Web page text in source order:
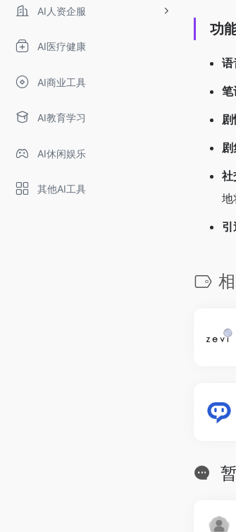
AI人资企服
AI医疗健康
AI商业工具
AI教育学习
AI休闲娱乐
其他AI工具
功
语
笔
剧
剧
社
地
引